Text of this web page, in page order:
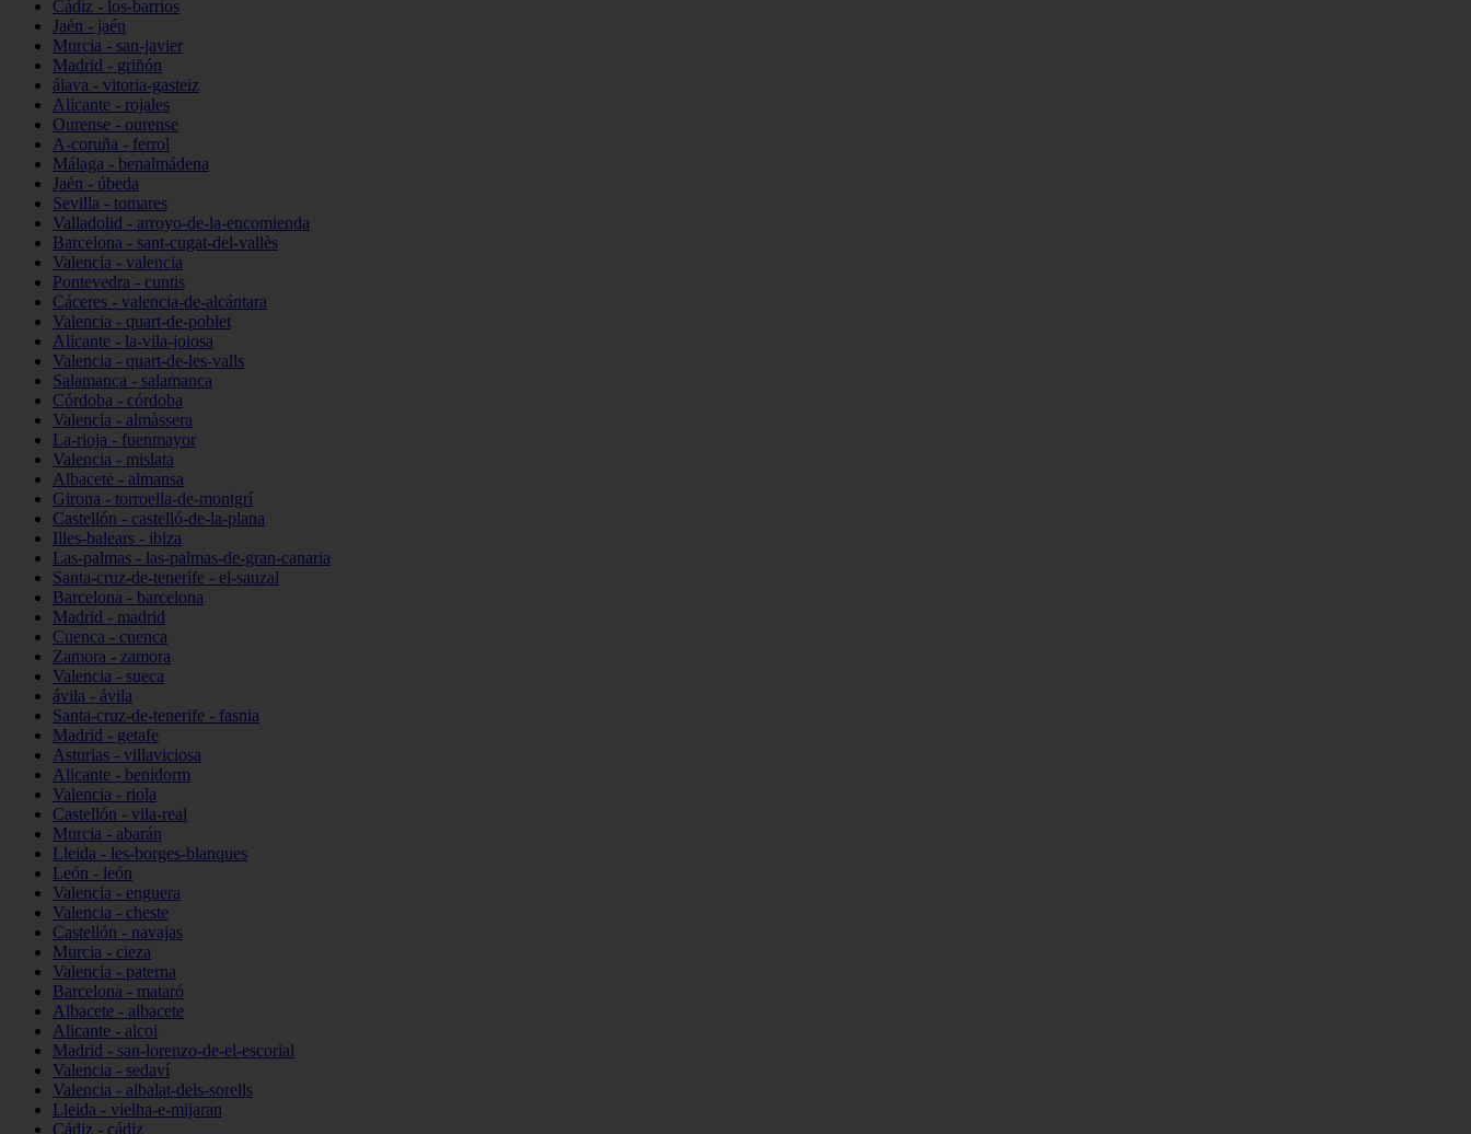
Cádiz - los-barrios
Jaén - jaén
Murcia - san-javier
Madrid - griñón
álava - vitoria-gasteiz
Alicante - rojales
Ourense - ourense
A-coruña - ferrol
Málaga - benalmádena
Jaén - úbeda
Sevilla - tomares
Valladolid - arroyo-de-la-encomienda
Barcelona - sant-cugat-del-vallès
Valencia - valencia
Pontevedra - cuntis
Cáceres - valencia-de-alcántara
Valencia - quart-de-poblet
Alicante - la-vila-joiosa
Valencia - quart-de-les-valls
Salamanca - salamanca
Córdoba - córdoba
Valencia - almàssera
La-rioja - fuenmayor
Valencia - mislata
Albacete - almansa
Girona - torroella-de-montgrí
Castellón - castelló-de-la-plana
Illes-balears - ibiza
Las-palmas - las-palmas-de-gran-canaria
Santa-cruz-de-tenerife - el-sauzal
Barcelona - barcelona
Madrid - madrid
Cuenca - cuenca
Zamora - zamora
Valencia - sueca
ávila - ávila
Santa-cruz-de-tenerife - fasnia
Madrid - getafe
Asturias - villaviciosa
Alicante - benidorm
Valencia - riola
Castellón - vila-real
Murcia - abarán
Lleida - les-borges-blanques
León - león
Valencia - enguera
Valencia - cheste
Castellón - navajas
Murcia - cieza
Valencia - paterna
Barcelona - mataró
Albacete - albacete
Alicante - alcoi
Madrid - san-lorenzo-de-el-escorial
Valencia - sedaví
Valencia - albalat-dels-sorells
Lleida - vielha-e-mijaran
Cádiz - cádiz